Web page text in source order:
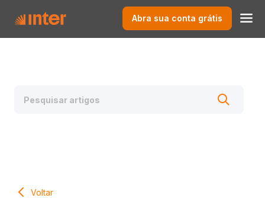
Abra sua conta grátis
Voltar